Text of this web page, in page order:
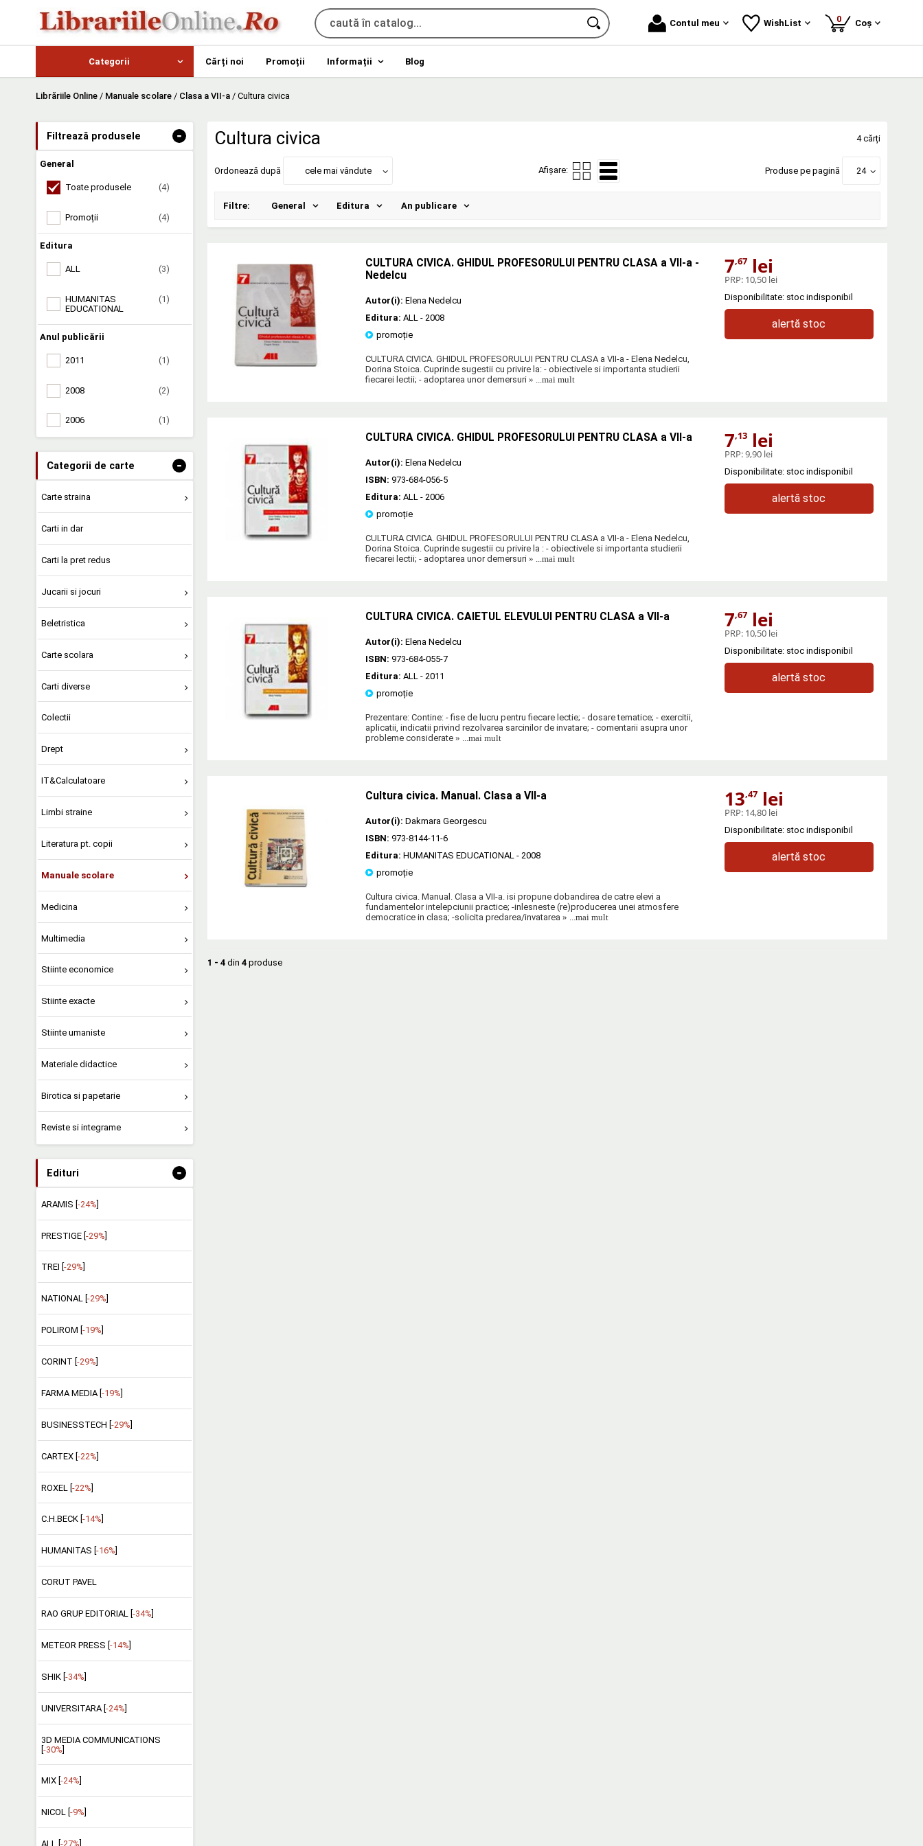
Contul meu WishList 0produse
Coș
Categorii Cărți noi Promoții Informații Blog
Librăriile Online / Manuale scolare / Clasa a VII-a / Cultura civica
Filtrează produsele -
General
Toate produsele (4)
Promoții (4)
Editura
ALL (3)
HUMANITAS
EDUCATIONAL
(1)
Anul publicării
2011 (1)
2008 (2)
2006 (1)
Categorii de carte -
Carte straina
Carti in dar
Carti la pret redus
Jucarii si jocuri
Beletristica
Carte scolara
Carti diverse
Colectii
Drept
IT&Calculatoare
Limbi straine
Literatura pt. copii
Manuale scolare
Medicina
Multimedia
Stiinte economice
Stiinte exacte
Stiinte umaniste
Materiale didactice
Birotica si papetarie
Reviste si integrame
Edituri -
ARAMIS [-24%]
PRESTIGE [-29%]
TREI [ -29%
NATIONAL [ -29%
POLIROM [ -19%
CORINT [ -29%
FARMA MEDIA [ -19%
BUSINESSTECH [ -29%
CARTEX [-22%]
ROXEL [-22%]
C.H.BECK [ -14%
HUMANITAS [ -16%
CORUT PAVEL
RAO GRUP EDITORIAL [ -34%
METEOR PRESS [ -14%
SHIK [ -34%
UNIVERSITARA [-24%]
3D MEDIA COMMUNICATIONS
[-30%]
MIX [ -24%
NICOL [ -9%
ALL [ -27%
Cultura civica 4 cărți
Ordonează după cele mai vândute Afișare: Produse pe pagină 24
Filtre: General Editura An publicare
CULTURA CIVICA. GHIDUL PROFESORULUI PENTRU CLASA a VII-a -
Nedelcu
Autor(i): Elena Nedelcu
Editura: ALL - 2008
promoție
CULTURA CIVICA. GHIDUL PROFESORULUI PENTRU CLASA a VII-a - Elena Nedelcu,
Dorina Stoica. Cuprinde sugestii cu privire la: - obiectivele si importanta studierii
fiecarei lectii; - adoptarea unor demersuri » ...mai mult
7,67lei
PRP: 10,50 lei
Disponibilitate: stoc indisponibil
alertă stoc
CULTURA CIVICA. GHIDUL PROFESORULUI PENTRU CLASA a VII-a
Autor(i): Elena Nedelcu
ISBN: 973-684-056-5
Editura: ALL - 2006
promoție
CULTURA CIVICA. GHIDUL PROFESORULUI PENTRU CLASA a VII-a - Elena Nedelcu,
Dorina Stoica. Cuprinde sugestii cu privire la : - obiectivele si importanta studierii
fiecarei lectii; - adoptarea unor demersuri » ...mai mult
7,13lei
PRP:9,90 lei
Disponibilitate: stoc indisponibil
alertă stoc
CULTURA CIVICA. CAIETUL ELEVULUI PENTRU CLASA a VII-a
Autor(i): Elena Nedelcu
ISBN: 973-684-055-7
Editura: ALL - 2011
promoție
Prezentare: Contine: - fise de lucru pentru fiecare lectie; - dosare tematice; - exercitii,
aplicatii, indicatii privind rezolvarea sarcinilor de invatare; - comentarii asupra unor
probleme considerate » ...mai mult
7,67lei
PRP: 10,50 lei
Disponibilitate: stoc indisponibil
alertă stoc
Cultura civica. Manual. Clasa a VII-a
Autor(i): Dakmara Georgescu
ISBN: 973-8144-11-6
Editura: HUMANITAS EDUCATIONAL - 2008
promoție
Cultura civica. Manual. Clasa a VII-a. isi propune dobandirea de catre elevi a
fundamentelor intelepciunii practice; -inlesneste (re)producerea unei atmosfere
democratice in clasa; -solicita predarea/invatarea » ...mai mult
13,47lei
PRP: 14,80 lei
Disponibilitate: stoc indisponibil
alertă stoc
1 - 4 din 4 produse